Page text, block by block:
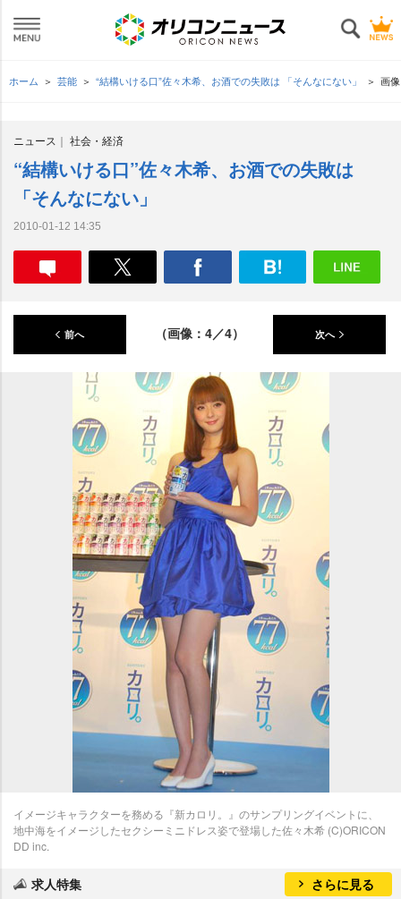
ホーム 芸能 “結構いける口”佐々木希、お酒での失敗は 「そんなにない」 画
ニュース 社会・経済
“結構いける口”佐々木希、お酒での失敗は
「そんなにない」
2010-01-12 14:35
前へ （画像：4／4） 次へ
イメージキャラクターを務める『新カロリ。』のサンプリングイベントに、
地中海をイメージしたセクシーミニドレス姿で登場した佐々木希 (C)ORICON
DD inc.
求人特集 さらに見る